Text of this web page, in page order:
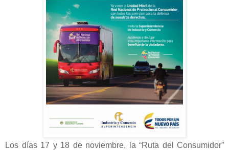
Los días 17 y 18 de noviembre, la “Ruta del Consumidor”